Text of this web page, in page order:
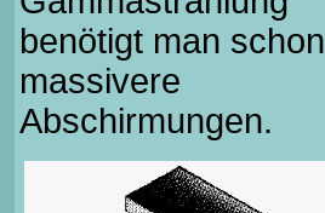
benötigt man schon
massivere
Abschirmungen.